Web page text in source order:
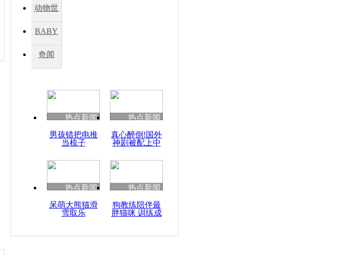
因
度苗族花山节
魂
动物世
BABY
秀
奇闻
热点新闻
男孩错把电推
当梳子
热点新闻
真心醉倒!国外
神剧被配上中
热点新闻
呆萌大熊猫滑
雪取乐
热点新闻
狗教练陪伴最
胖猫咪 训练成